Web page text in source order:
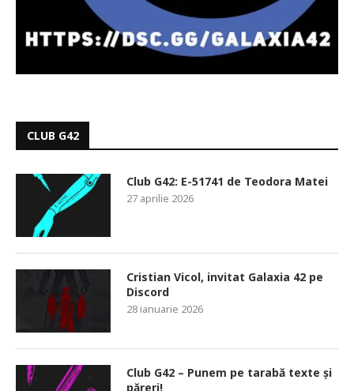
CLUB G42
Club G42: E-51741 de Teodora Matei
27 aprilie 2026
Cristian Vicol, invitat Galaxia 42 pe
Discord
28 ianuarie 2026
Club G42 – Punem pe tarabă texte și
păreri!